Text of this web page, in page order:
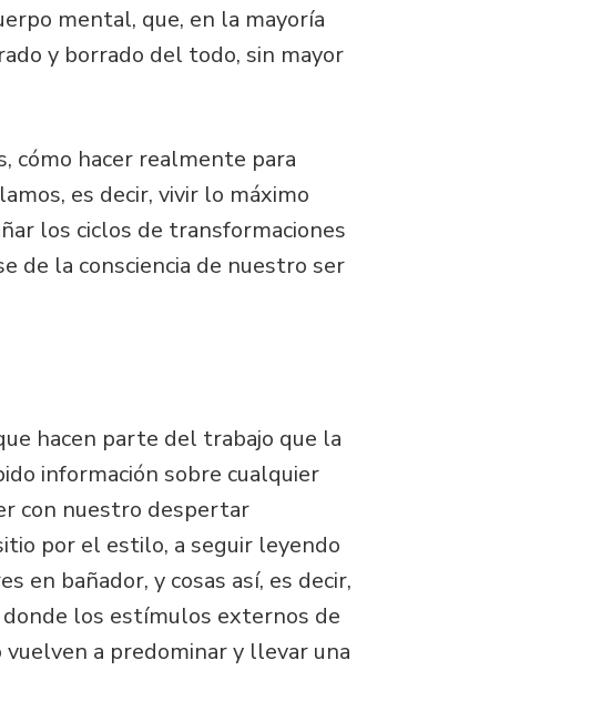
mental, que, en la mayoría
y borrado del todo, sin mayor
cómo hacer realmente para
es decir, vivir lo máximo
los ciclos de transformaciones
de la consciencia de nuestro ser
hacen parte del trabajo que la
información sobre cualquier
con nuestro despertar
por el estilo, a seguir leyendo
en bañador, y cosas así, es decir,
los estímulos externos de
a predominar y llevar una